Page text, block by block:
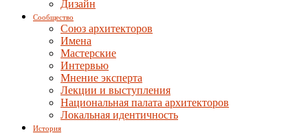
Дизайн
Сообщество
Союз архитекторов
Имена
Мастерские
Интервью
Мнение эксперта
Лекции и выступления
Национальная палата архитекторов
Локальная идентичность
История